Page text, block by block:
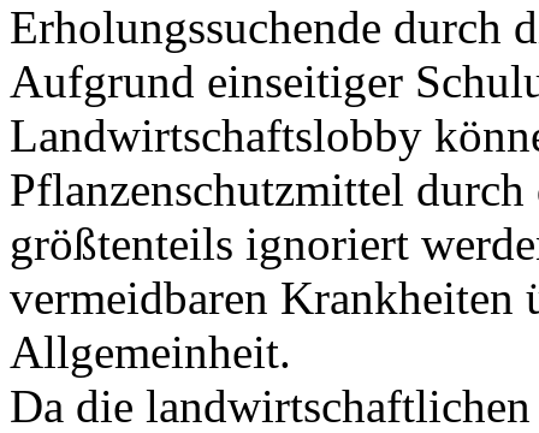
Erholungssuchende durch
Aufgrund einseitiger
Landwirtschaftslobby
Pflanzenschutzmittel durch
größtenteils ignoriert
vermeidbaren Krankheiten
Allgemeinheit.
Da die